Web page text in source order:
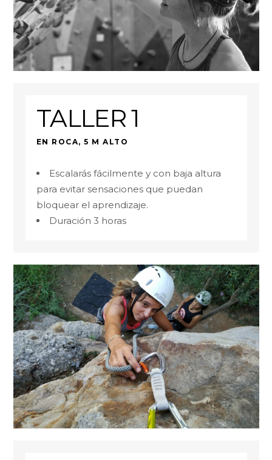
TALLER 1
EN ROCA, 5 M ALTO
Escalarás fácilmente y con baja altura
para evitar sensaciones que puedan
bloquear el aprendizaje.
Duración 3 horas